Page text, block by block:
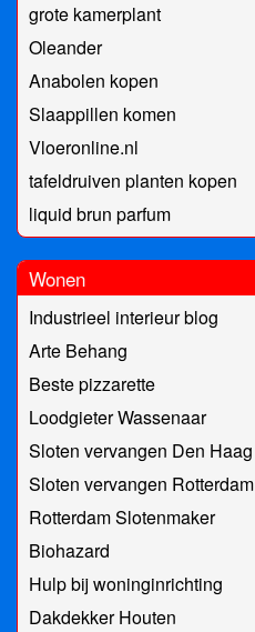
grote kamerplant
Oleander
Anabolen kopen
Slaappillen komen
Vloeronline.nl
tafeldruiven planten kopen
liquid brun parfum
Wonen
Industrieel interieur blog
Arte Behang
Beste pizzarette
Loodgieter Wassenaar
Sloten vervangen Den Haag
Sloten vervangen Rotterdam
Rotterdam Slotenmaker
Biohazard
Hulp bij woninginrichting
Dakdekker Houten